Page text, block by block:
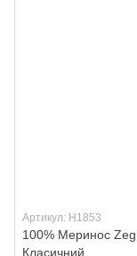
Артикул: H1853
100% Меринос
Класичний